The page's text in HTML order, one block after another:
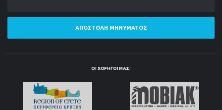
ΑΠΟΣΤΟΛΉ ΜΗΝΎΜΑΤΟΣ
ΟΙ ΧΟΡΗΓΟΊ ΜΑΣ: